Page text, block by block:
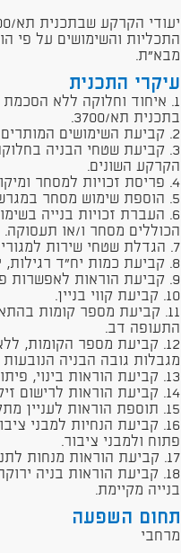
מבא"ת.
עיקרי התכנית
1. איחוד וחלוקה ללא
בתכנית תא/3700.
2. קביעת השימושים המותרים בייעודי הקרקע השונים בהתאם לתא/3700.
3. קביעת שטחי הבניה
הקרקע השונים.
4. פריסת זכויות למסחר ומיקום חזיתות מסחריות ופריסת זכויות לתעסוקה.
5. הוספת שימוש מסחר במגרשים בייעוד למגורים.
6. העברת זכויות בנייה
הכוללים מסחר ו/או תעסוקה.
7. הגדלת שטחי שירות למגורים מ-30% ל-40% מהשטח העיקרי.
8. קביעת כמות יח"ד רגילות, יח"ד קטנות ויח"ד בהישג יד ופריסתן לפי תאי שטח.
9. קביעת הוראות לאפשרות פיצול עד 35 יח"ד רגילות לעד 70 יח"ד קטנות.
10. קביעת קווי בניין.
11. קביעת מספר קומות
התעופה דב.
12. קביעת מספר הקומות,
מגבלות גובה הבניה
13. קביעת הוראות בינוי, פיתוח ועיצוב אדריכלי.
14. קביעת הוראות לרישום זיקת הנאה לציבור.
15. תוספת הוראות לעניין מתקני תשתית עירוניים במגרשים בייעוד ציבורי.
16. קביעת הנחיות למבני
פתוח ולמבני ציבור.
17. קביעת הוראות מנחות לתנועה וחניה ולהקמת חניונים ציבוריים תת קרקעיים.
18. קביעת הוראות בניה
בנייה מקיימת.​
תחום השפעה
מרחבי